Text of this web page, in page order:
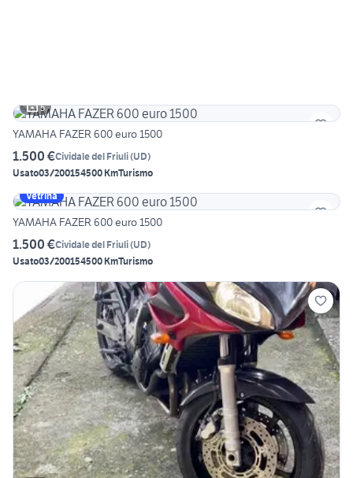
5
YAMAHA FAZER 600 euro 1500
1.500 €Cividale del Friuli(UD)
Usato03/200154500 KmTurismo
Vetrina
YAMAHA FAZER 600 euro 1500
1.500 €Cividale del Friuli(UD)
Usato03/200154500 KmTurismo